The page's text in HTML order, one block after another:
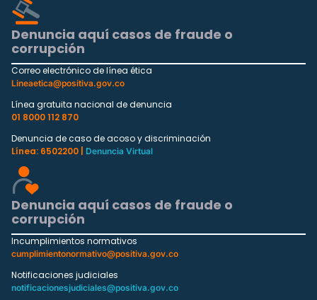
Denuncia aquí casos de fraude o
corrupción
Correo electrónico de línea ética
Lineaetica@positiva.gov.co
Línea gratuita nacional de denuncia
01 8000 112 870
Denuncia de caso de acoso y discriminación
Línea: 6502200 |
Denuncia Virtual
Denuncia aquí casos de fraude o
corrupción
Incumplimientos normativos
cumplimientonormativo@positiva.gov.co
Notificaciones judiciales
notificacionesjudiciales@positiva.gov.co